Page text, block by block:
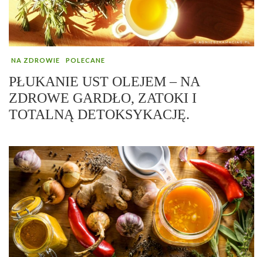
NA ZDROWIE POLECANE
PŁUKANIE UST OLEJEM – NA
ZDROWE GARDŁO, ZATOKI I
TOTALNĄ DETOKSYKACJĘ.